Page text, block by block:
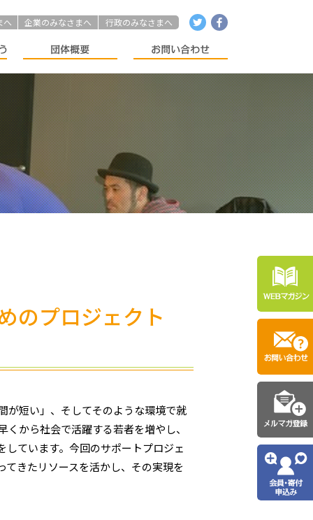
へ 企業のみなさまへ 行政のみなさまへ
のプロジェクト
が短い」、そしてそのような環境で就
から社会で活躍する若者を増やし、
ています。今回のサポートプロジェ
きたリソースを活かし、その実現を